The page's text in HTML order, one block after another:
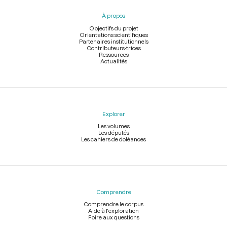
À propos
Objectifs du projet
Orientations scientifiques
Partenaires institutionnels
Contributeurs-trices
Ressources
Actualités
Explorer
Les volumes
Les députés
Les cahiers de doléances
Comprendre
Comprendre le corpus
Aide à l'exploration
Foire aux questions